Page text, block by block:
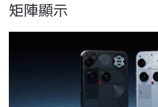
矩陣顯示